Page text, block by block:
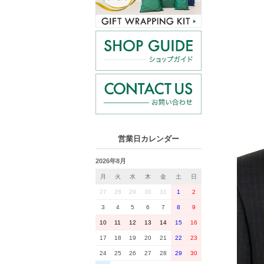
営業日カレンダー
2026年8月
月 火 水 木 金 土 日
27 28 29 30 31 1 2
3 4 5 6 7 8 9
10 11 12 13 14 15 16
17 18 19 20 21 22 23
24 25 26 27 28 29 30